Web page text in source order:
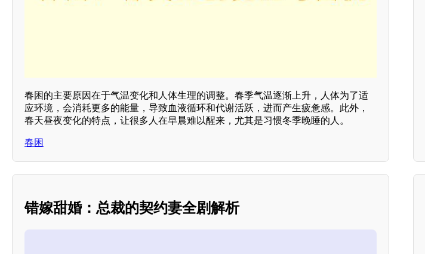
春困的主要原因在于气温变化和人体生理的调整。春季气温逐渐上升，人体为了适
应环境，会消耗更多的能量，导致血液循环和代谢活跃，进而产生疲惫感。此外，
春天昼夜变化的特点，让很多人在早晨难以醒来，尤其是习惯冬季晚睡的人。
春困
错嫁甜婚：总裁的契约妻全剧解析